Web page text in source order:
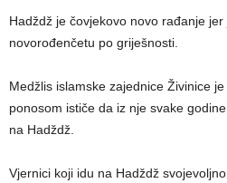
Hadždž je čovjekovo novo rađanje
novorođenčetu po griješnosti.
Medžlis islamske zajednice Živinice
ponosom ističe da iz nje svake
na Hadždž.
Vjernici koji idu na Hadždž